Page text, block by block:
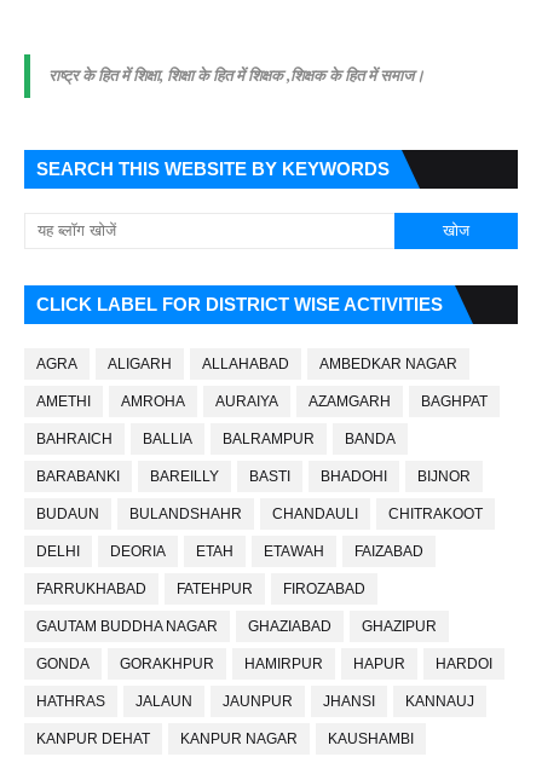
राष्ट्र के हित में शिक्षा, शिक्षा के हित में शिक्षक ,शिक्षक के हित में समाज।
SEARCH THIS WEBSITE BY KEYWORDS
CLICK LABEL FOR DISTRICT WISE ACTIVITIES
AGRA ALIGARH ALLAHABAD AMBEDKAR NAGAR
AMETHI AMROHA AURAIYA AZAMGARH BAGHPAT
BAHRAICH BALLIA BALRAMPUR BANDA
BARABANKI BAREILLY BASTI BHADOHI BIJNOR
BUDAUN BULANDSHAHR CHANDAULI CHITRAKOOT
DELHI DEORIA ETAH ETAWAH FAIZABAD
FARRUKHABAD FATEHPUR FIROZABAD
GAUTAM BUDDHA NAGAR GHAZIABAD GHAZIPUR
GONDA GORAKHPUR HAMIRPUR HAPUR HARDOI
HATHRAS JALAUN JAUNPUR JHANSI KANNAUJ
KANPUR DEHAT KANPUR NAGAR KAUSHAMBI